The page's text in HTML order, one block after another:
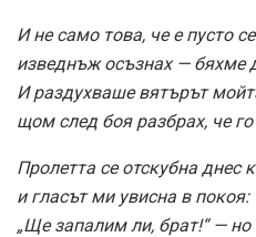
И не само това, че е пусто
изведнъж осъзнах — бяхме
И раздухваше вятърът
щом след боя разбрах, че
Пролетта се отскубна днес
и гласът ми увисна в покоя:
„Ще запалим ли, брат!“ — но